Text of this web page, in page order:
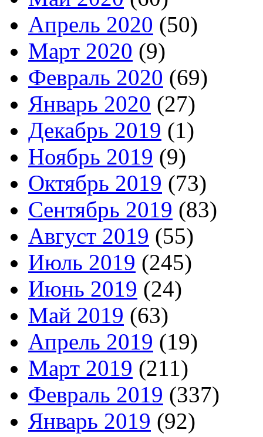
Апрель 2020 (50)
Март 2020 (9)
Февраль 2020 (69)
Январь 2020 (27)
Декабрь 2019 (1)
Ноябрь 2019 (9)
Октябрь 2019 (73)
Сентябрь 2019 (83)
Август 2019 (55)
Июль 2019 (245)
Июнь 2019 (24)
Май 2019 (63)
Апрель 2019 (19)
Март 2019 (211)
Февраль 2019 (337)
Январь 2019 (92)